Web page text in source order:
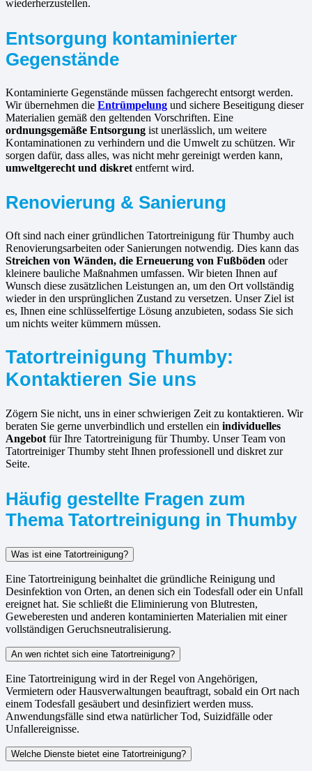
wiederherzustellen.
Entsorgung kontaminierter
Gegenstände
Kontaminierte Gegenstände müssen fachgerecht entsorgt werden.
Wir übernehmen die Entrümpelung und sichere Beseitigung dieser
Materialien gemäß den geltenden Vorschriften. Eine
ordnungsgemäße Entsorgung ist unerlässlich, um weitere
Kontaminationen zu verhindern und die Umwelt zu schützen. Wir
sorgen dafür, dass alles, was nicht mehr gereinigt werden kann,
umweltgerecht und diskret entfernt wird.
Renovierung & Sanierung
Oft sind nach einer gründlichen Tatortreinigung für Thumby auch
Renovierungsarbeiten oder Sanierungen notwendig. Dies kann das
Streichen von Wänden, die Erneuerung von Fußböden oder
kleinere bauliche Maßnahmen umfassen. Wir bieten Ihnen auf
Wunsch diese zusätzlichen Leistungen an, um den Ort vollständig
wieder in den ursprünglichen Zustand zu versetzen. Unser Ziel ist
es, Ihnen eine schlüsselfertige Lösung anzubieten, sodass Sie sich
um nichts weiter kümmern müssen.
Tatortreinigung Thumby:
Kontaktieren Sie uns
Zögern Sie nicht, uns in einer schwierigen Zeit zu kontaktieren. Wir
beraten Sie gerne unverbindlich und erstellen ein individuelles
Angebot für Ihre Tatortreinigung für Thumby. Unser Team von
Tatortreiniger Thumby steht Ihnen professionell und diskret zur
Seite.
Häufig gestellte Fragen zum
Thema Tatortreinigung in Thumby
Was ist eine Tatortreinigung?
Eine Tatortreinigung beinhaltet die gründliche Reinigung und
Desinfektion von Orten, an denen sich ein Todesfall oder ein Unfall
ereignet hat. Sie schließt die Eliminierung von Blutresten,
Geweberesten und anderen kontaminierten Materialien mit einer
vollständigen Geruchsneutralisierung.
An wen richtet sich eine Tatortreinigung?
Eine Tatortreinigung wird in der Regel von Angehörigen,
Vermietern oder Hausverwaltungen beauftragt, sobald ein Ort nach
einem Todesfall gesäubert und desinfiziert werden muss.
Anwendungsfälle sind etwa natürlicher Tod, Suizidfälle oder
Unfallereignisse.
Welche Dienste bietet eine Tatortreinigung?